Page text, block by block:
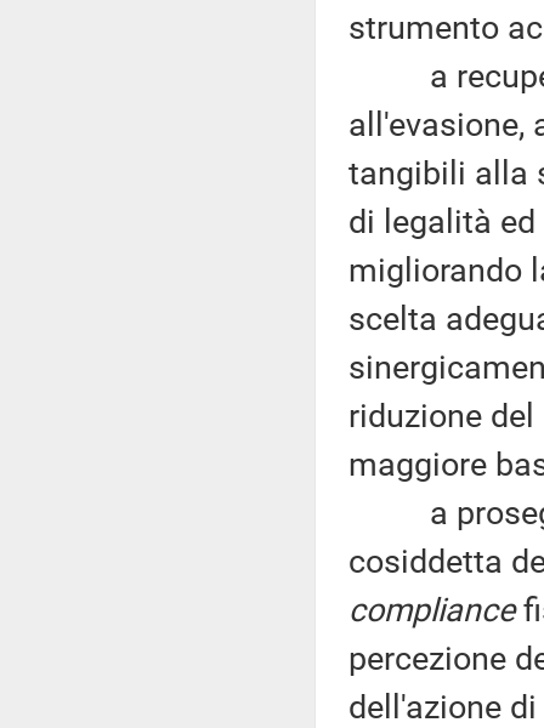
strumento
a
all'evasione,
tangibili alla
di legalità ed
migliorando
scelta
riduzione del
maggiore
a
cosiddetta
compliance
percezione
dell'azione